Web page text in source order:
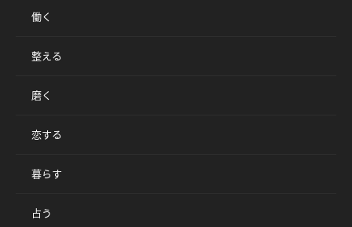
働く
整える
磨く
恋する
暮らす
占う